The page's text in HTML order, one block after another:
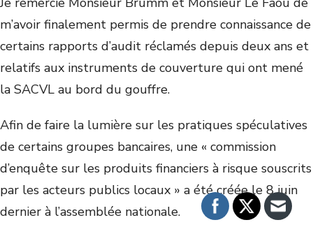
m’avoir finalement permis de prendre connaissance de
certains rapports d’audit réclamés depuis deux ans et
relatifs aux instruments de couverture qui ont mené
la SACVL au bord du gouffre.
Afin de faire la lumière sur les pratiques spéculatives
de certains groupes bancaires, une « commission
d’enquête sur les produits financiers à risque souscrits
par les acteurs publics locaux » a été créée le 8 juin
dernier à l’assemblée nationale.